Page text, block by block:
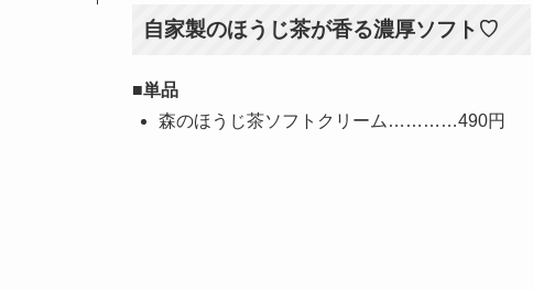
自家製のほうじ茶が香る濃厚ソフト♡
■単品
森のほうじ茶ソフトクリーム…………490円